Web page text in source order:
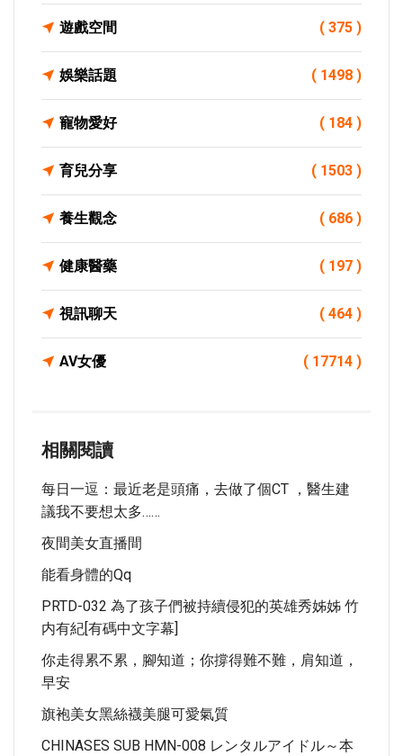
遊戲空間 ( 375 )
娛樂話題 ( 1498 )
寵物愛好 ( 184 )
育兒分享 ( 1503 )
養生觀念 ( 686 )
健康醫藥 ( 197 )
視訊聊天 ( 464 )
AV女優 ( 17714 )
相關閱讀
每日一逗：最近老是頭痛，去做了個CT ，醫生建
議我不要想太多……
夜間美女直播間
能看身體的qq
PRTD-032 為了孩子們被持續侵犯的英雄秀姊姊 竹
内有紀[有碼中文字幕]
你走得累不累，腳知道；你撐得難不難，肩知道，
早安
旗袍美女黑絲襪美腿可愛氣質
CHINASES SUB HMN-008 レンタルアイドル～本